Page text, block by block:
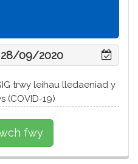
09/2020
trwy leihau lledaeniad y
(COVID-19)
fwy